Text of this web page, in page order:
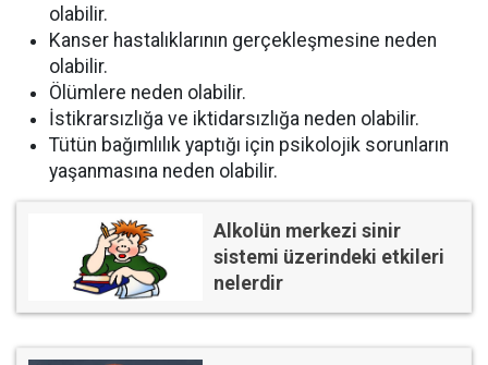
olabilir.
Kanser hastalıklarının gerçekleşmesine neden
olabilir.
Ölümlere neden olabilir.
İstikrarsızlığa ve iktidarsızlığa neden olabilir.
Tütün bağımlılık yaptığı için psikolojik sorunların
yaşanmasına neden olabilir.
Alkolün merkezi sinir
sistemi üzerindeki etkileri
nelerdir